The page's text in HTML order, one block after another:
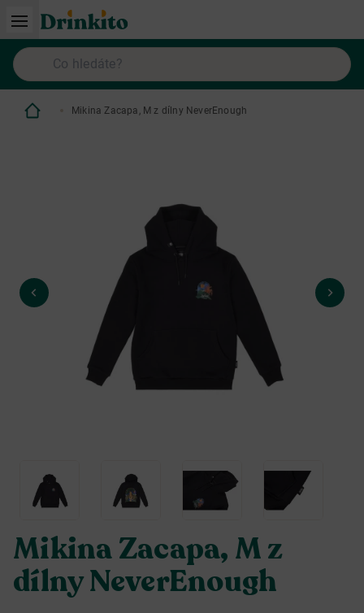
Mikina Zacapa, M z dílny NeverEnough
Mikina Zacapa, M z
dílny NeverEnough